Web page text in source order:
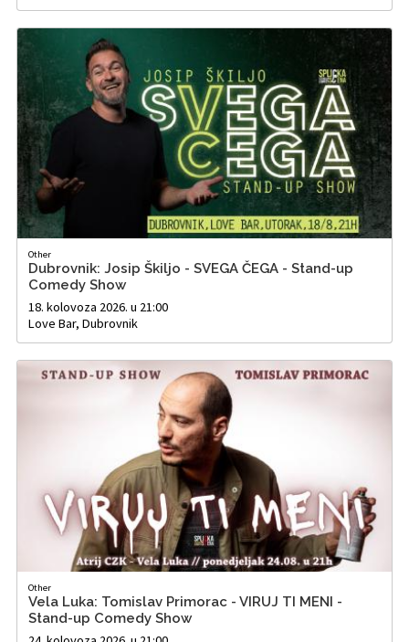
Other
Dubrovnik: Josip Škiljo - SVEGA ČEGA - Stand-up
Comedy Show
18. kolovoza 2026. u 21:00
Love Bar, Dubrovnik
Other
Vela Luka: Tomislav Primorac - VIRUJ TI MENI -
Stand-up Comedy Show